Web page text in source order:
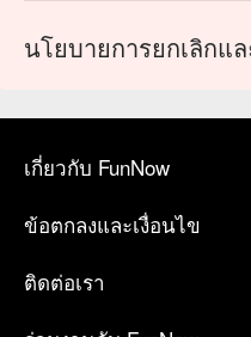
นโยบายการยกเลิกแ
เกี่ยวกับ FunNow
ข้อตกลงและเงื่อนไข
ติดต่อเรา